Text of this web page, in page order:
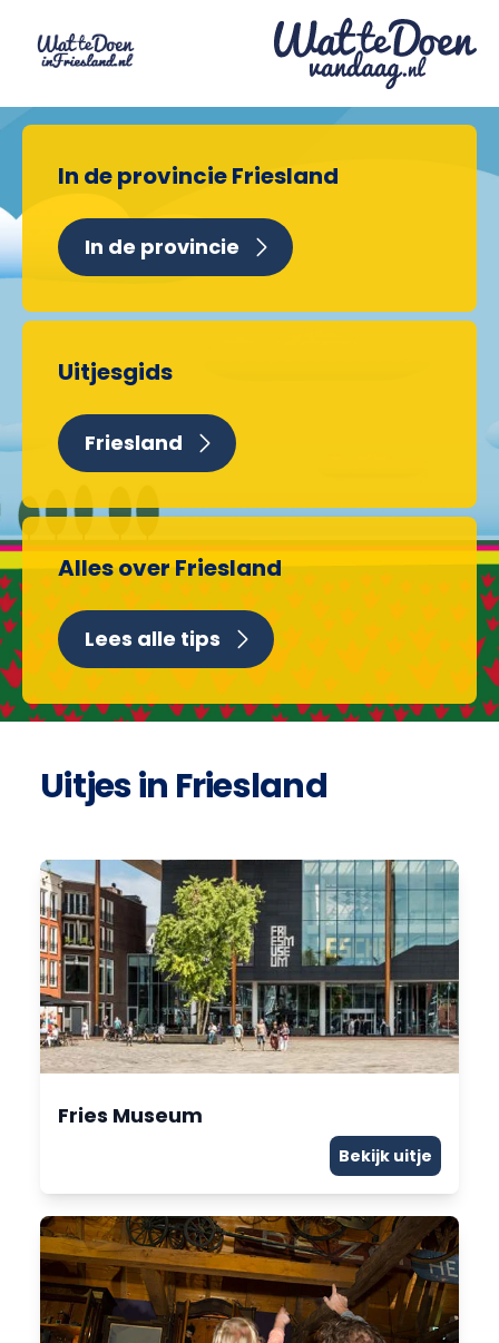
In de provincie Friesland
In de provincie
Uitjesgids
Friesland
Alles over Friesland
Lees alle tips
Uitjes in Friesland
Fries Museum
Bekijk uitje